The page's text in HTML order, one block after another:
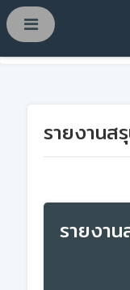
รายงานส
รายงา